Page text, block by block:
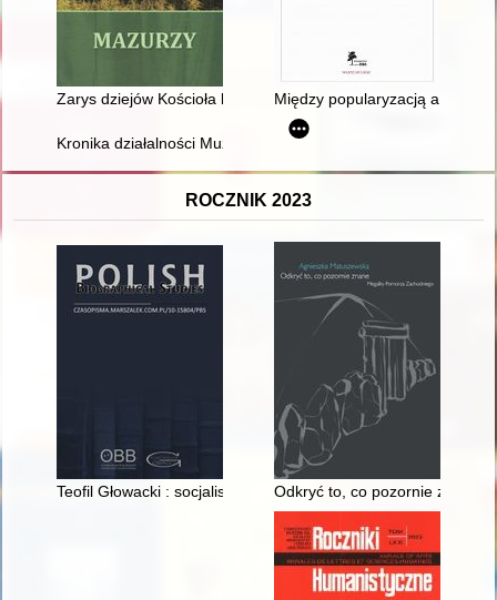
Zarys dziejów Kościoła luterańskiego na Mazurach
Między popularyzacją a
Kronika działalności Muzeum Górnictwa Węglowego w
ROCZNIK 2023
Teofil Głowacki : socjalista, komunista, sekretarz Centralnego
Odkryć to, co pozornie znane